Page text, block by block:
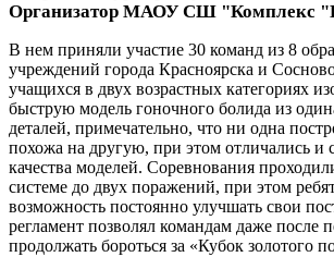
Организатор МАОУ СШ "Комплекс
В нем приняли участие 30 команд из 8
учреждений города Красноярска и
учащихся в двух возрастных категориях
быструю модель гоночного болида из
деталей, примечательно, что ни одна
похожа на другую, при этом отличались и
качества моделей. Соревнования
системе до двух поражений, при этом
возможность постоянно улучшать свои
регламент позволял командам даже после
продолжать бороться за «Кубок золотого